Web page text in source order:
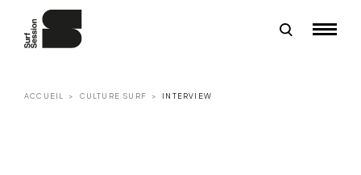
ACCUEIL CULTURE SURF INTERVIEW